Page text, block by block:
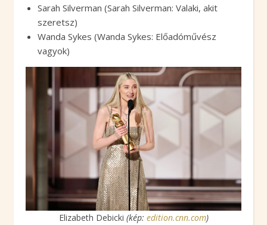
Sarah Silverman (Sarah Silverman: Valaki, akit
szeretsz)
Wanda Sykes (Wanda Sykes: Előadóművész
vagyok)
Elizabeth Debicki (kép: edition.cnn.com)